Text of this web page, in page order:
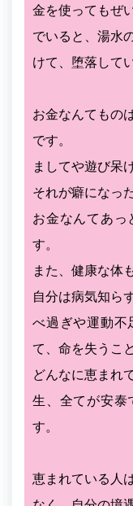
金を使ってもぜ
でいると、湯水
けて、堕落して
お金なんてもの
です。
ましてや遊び呆
それが癖になっ
お金なんてあっ
す。
また、健康な体
自分は病気知ら
べ過ぎや運動不
て、命を失うこ
どんなに恵まれ
生、全てが安泰
す。
恵まれている人